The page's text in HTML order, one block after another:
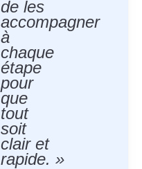
de les
accompagner
à
chaque
étape
pour
que
tout
soit
clair et
rapide. »